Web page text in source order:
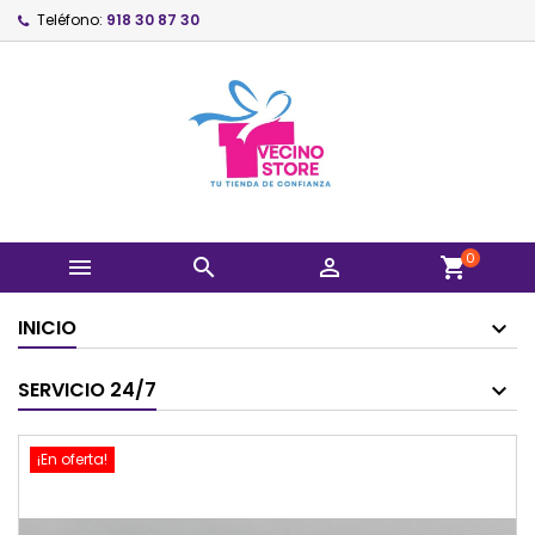
Teléfono: 918 30 87 30
   shopping_cart0
INICIO
SERVICIO 24/7
¡En oferta!